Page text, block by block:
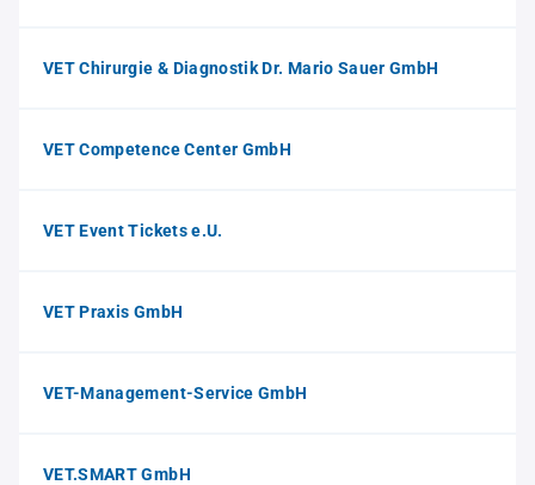
VET Chirurgie & Diagnostik Dr. Mario Sauer GmbH
VET Competence Center GmbH
VET Event Tickets e.U.
VET Praxis GmbH
VET-Management-Service GmbH
VET.SMART GmbH